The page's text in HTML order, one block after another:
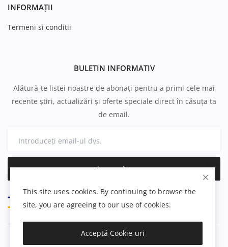
INFORMAȚII
Termeni si conditii
BULETIN INFORMATIV
Alătură-te listei noastre de abonați pentru a primi cele mai
recente știri, actualizări și oferte speciale direct în căsuța ta
de email.
Abonează-te
Copyright 2025 Parfumuri.ro - All Rights Reserved
This site uses cookies. By continuing to browse the
site, you are agreeing to our use of cookies.
Acceptă Cookie-uri